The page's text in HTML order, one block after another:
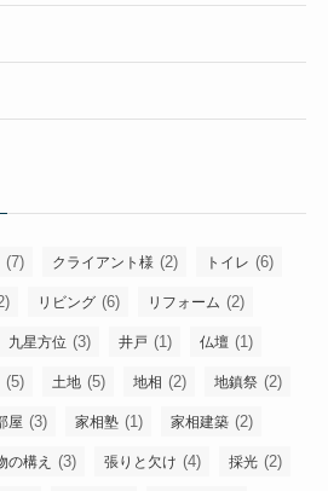
(7) クライアント様 (2) トイレ (6)
リビング (6) リフォーム (2)
九星方位 (3) 井戸 (1) 仏壇 (1)
(5) 土地 (5) 地相 (2) 地鎮祭 (2)
屋 (3) 家相塾 (1) 家相建築 (2)
の構え (3) 張りと欠け (4) 採光 (2)